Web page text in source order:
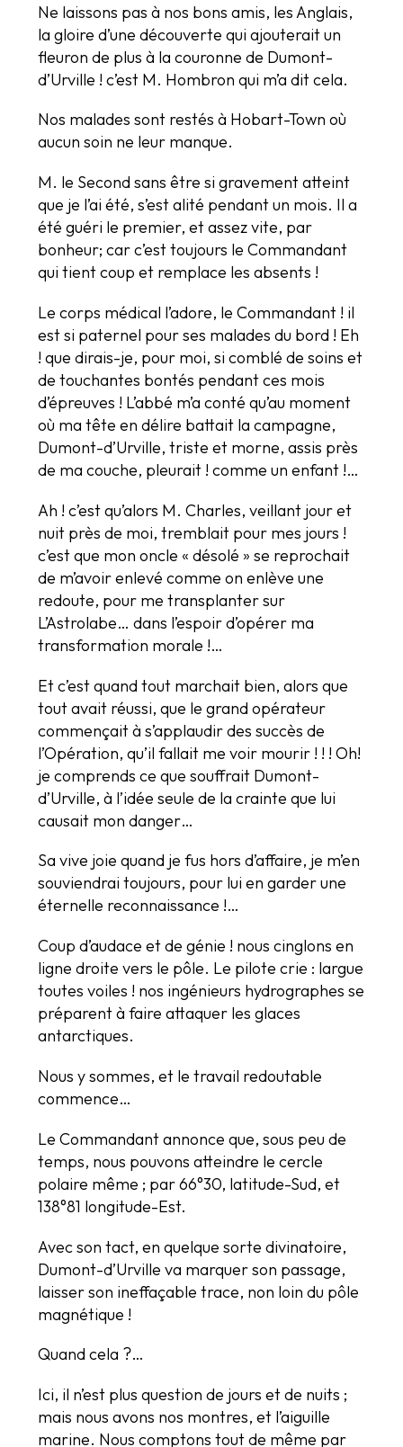
Ne laissons pas à nos bons amis, les Anglais,
la gloire d’une découverte qui ajouterait un
fleuron de plus à la couronne de Dumont-
d’Urville ! c’est M. Hombron qui m’a dit cela.
Nos malades sont restés à Hobart-Town où
aucun soin ne leur manque.
M. le Second sans être si gravement atteint
que je l’ai été, s’est alité pendant un mois. Il a
été guéri le premier, et assez vite, par
bonheur; car c’est toujours le Commandant
qui tient coup et remplace les absents !
Le corps médical l’adore, le Commandant ! il
est si paternel pour ses malades du bord ! Eh
! que dirais-je, pour moi, si comblé de soins et
de touchantes bontés pendant ces mois
d’épreuves ! L’abbé m’a conté qu’au moment
où ma tête en délire battait la campagne,
Dumont-d’Urville, triste et morne, assis près
de ma couche, pleurait ! comme un enfant !…
Ah ! c’est qu’alors M. Charles, veillant jour et
nuit près de moi, tremblait pour mes jours !
c’est que mon oncle « désolé » se reprochait
de m’avoir enlevé comme on enlève une
redoute, pour me transplanter sur
L’Astrolabe… dans l’espoir d’opérer ma
transformation morale !…
Et c’est quand tout marchait bien, alors que
tout avait réussi, que le grand opérateur
commençait à s’applaudir des succès de
l’Opération, qu’il fallait me voir mourir ! ! ! Oh!
je comprends ce que souffrait Dumont-
d’Urville, à l’idée seule de la crainte que lui
causait mon danger…
Sa vive joie quand je fus hors d’affaire, je m’en
souviendrai toujours, pour lui en garder une
éternelle reconnaissance !…
Coup d’audace et de génie ! nous cinglons en
ligne droite vers le pôle. Le pilote crie : largue
toutes voiles ! nos ingénieurs hydrographes se
préparent à faire attaquer les glaces
antarctiques.
Nous y sommes, et le travail redoutable
commence…
Le Commandant annonce que, sous peu de
temps, nous pouvons atteindre le cercle
polaire même ; par 66°30, latitude-Sud, et
138°81 longitude-Est.
Avec son tact, en quelque sorte divinatoire,
Dumont-d’Urville va marquer son passage,
laisser son ineffaçable trace, non loin du pôle
magnétique !
Quand cela ?…
Ici, il n’est plus question de jours et de nuits ;
mais nous avons nos montres, et l’aiguille
marine. Nous comptons tout de même par